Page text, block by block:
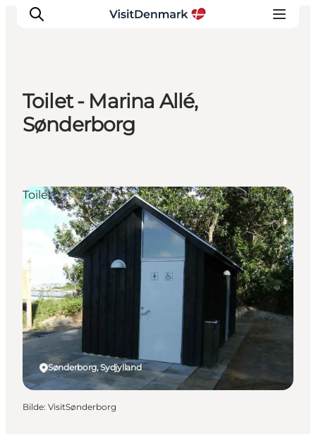
Inspirasjon
Planlegg reisen
Toilet - Marina Allé,
Sønderborg
Sønderborg, Sydjylland
Toilet
Bilde: VisitSønderborg